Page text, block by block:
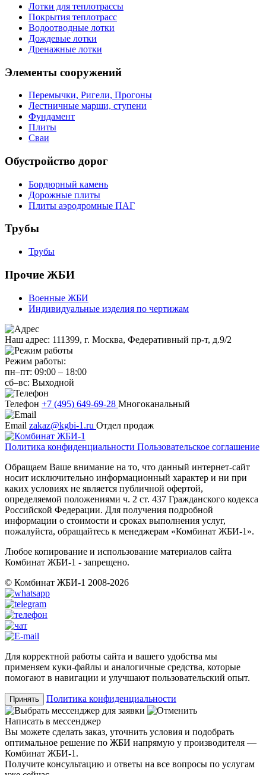
Лотки для теплотрассы
Покрытия теплотрасс
Водоотводные лотки
Дождевые лотки
Дренажные лотки
Элементы сооружений
Перемычки, Ригели, Прогоны
Лестничные марши, ступени
Фундамент
Плиты
Сваи
Обустройство дорог
Бордюрный камень
Дорожные плиты
Плиты аэродромные ПАГ
Трубы
Трубы
Прочие ЖБИ
Военные ЖБИ
Индивидуальные изделия по чертижам
Наш адрес: 111399, г. Москва, Федеративный пр-т, д.9/2
Режим работы:
пн–пт: 09:00 – 18:00
сб–вс: Выходной
Телефон +7 (495) 649-69-28 Многоканальный
Email zakaz@kgbi-1.ru Отдел продаж
Политика конфиденциальности Пользовательское соглашение
Обращаем Ваше внимание на то, что данный интернет-сайт
носит исключительно информационный характер и ни при
каких условиях не является публичной офертой,
определяемой положениями ч. 2 ст. 437 Гражданского кодекса
Российской Федерации. Для получения подробной
информации о стоимости и сроках выполнения услуг,
пожалуйста, обращайтесь к менеджерам «Комбинат ЖБИ-1».
Любое копирование и использование материалов сайта
Комбинат ЖБИ-1 - запрещено.
© Комбинат ЖБИ-1 2008-2026
Для корректной работы сайта и вашего удобства мы
применяем куки-файлы и аналогичные средства, которые
помогают в навигации и улучшают пользовательский опыт.
Принять Политика конфиденциальности
Написать в мессенджер
Вы можете сделать заказ, уточнить условия и подобрать
оптимальное решение по ЖБИ напрямую у производителя —
Комбинат ЖБИ-1.
Получите консультацию и ответы на все вопросы по услугам